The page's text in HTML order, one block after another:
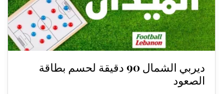
ديربي الشمال 90 دقيقة لحسم بطاقة
الصعود